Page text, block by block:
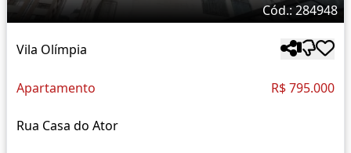
Cód.: 284948
Vila Olímpia
Apartamento R$ 795.000
Rua Casa do Ator